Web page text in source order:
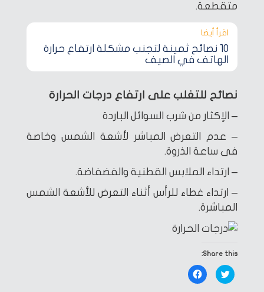
متقطعة.
اقرأ أيضا‎
10 نصائح ثمينة لتجنب مشكلة ارتفاع حرارة
الهاتف في الصيف
نصائح للتغلب على ارتفاع درجات الحرارة
– الإكثار من شرب السوائل الباردة
– عدم التعرض المباشر لأشعة الشمس وخاصة
فى ساعة الذروة.
– ارتداء الملابس القطنية والفضفاضة.
– ارتداء غطاء للرأس أثناء التعرض للأشعة الشمس
المباشرة.
Share this:
Click
to
share
Click
to